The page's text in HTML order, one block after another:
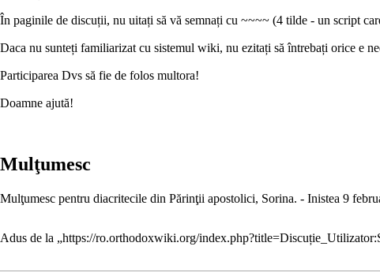
În paginile de discuții, nu uitați să vă semnați cu ~~~~ (4 tilde - un script
Daca nu sunteți familiarizat cu sistemul wiki, nu ezitați să întrebați orice e
Participarea Dvs să fie de folos multora!
Doamne ajută!
Mulţumesc
Mulţumesc pentru diacritecile din Părinţii apostolici, Sorina. - Inistea 9
Adus de la „https://ro.orthodoxwiki.org/